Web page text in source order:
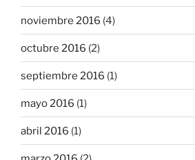
noviembre 2016 (4)
octubre 2016 (2)
septiembre 2016 (1)
mayo 2016 (1)
abril 2016 (1)